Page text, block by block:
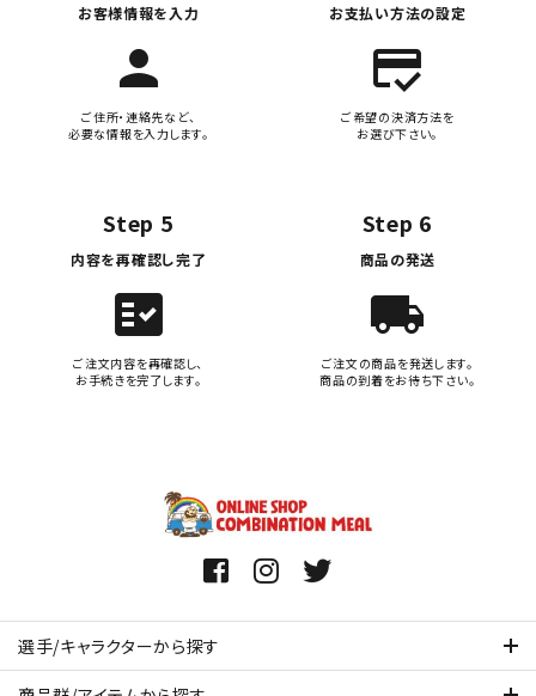
お客様情報を入力
person
ご住所・連絡先など、
必要な情報を入力します。
お支払い方法の設定
credit_score
ご希望の決済方法を
お選び下さい。
Step 5
内容を再確認し完了
fact_check
ご注文内容を再確認し、
お手続きを完了します。
Step 6
商品の発送
local_shipping
ご注文の商品を発送します。
商品の到着をお待ち下さい。
選手/キャラクターから探す